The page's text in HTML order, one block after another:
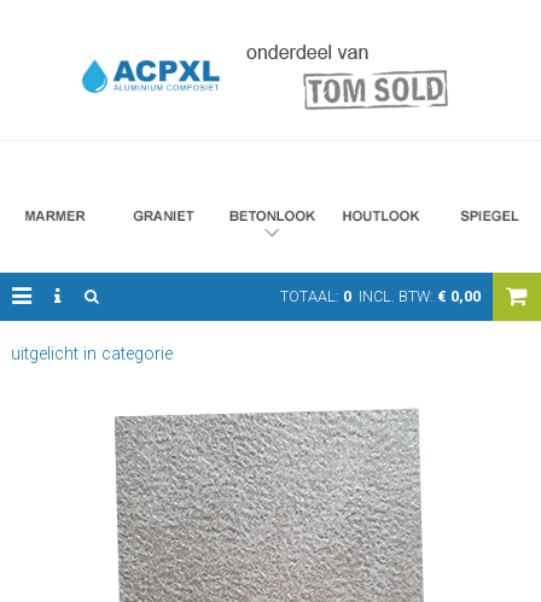
TOTAAL: 0 INCL. BTW: € 0,00
uitgelicht in categorie